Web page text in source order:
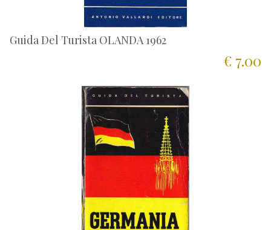
Guida Del Turista OLANDA 1962
€ 7.00